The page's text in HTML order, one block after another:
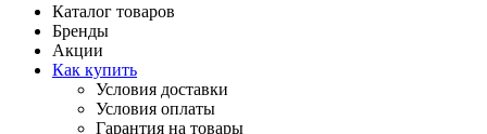
Каталог товаров
Бренды
Акции
Как купить
Условия доставки
Условия оплаты
Гарантия на товары